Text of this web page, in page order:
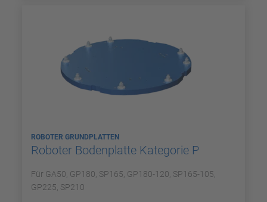
ROBOTER GRUNDPLATTEN
Roboter Bodenplatte Kategorie P
Für GA50, GP180, SP165, GP180-120, SP165-105,
GP225, SP210